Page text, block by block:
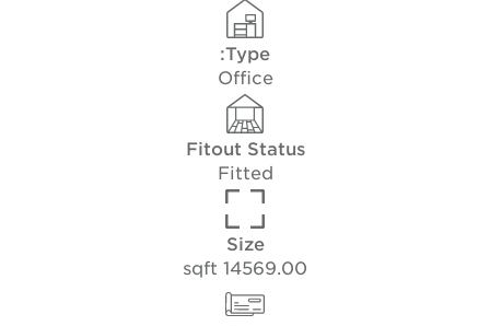
Type:
Office
Fitout Status
Fitted
Size
14569.00 sqft